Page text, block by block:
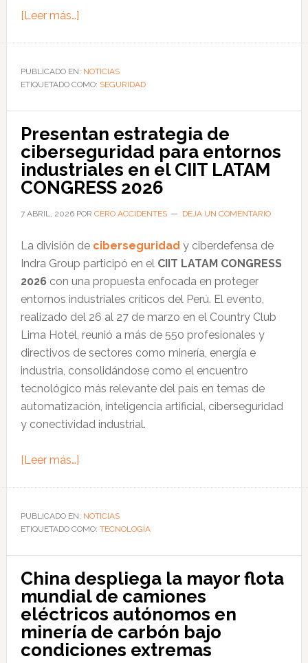
[Leer más…]acerca
registra
cero
tiempo
perdido
y
reduce
las
de
CO₂
en
2025
PUBLICADO EN: NOTICIAS
ETIQUETADO COMO: SEGURIDAD
Presentan estrategia de
ciberseguridad para entornos
industriales en el CIIT LATAM
CONGRESS 2026
7 ABRIL, 2026POR CERO ACCIDENTES DEJA UN COMENTARIO
La división de ciberseguridad y ciberdefensa de
Indra Group participó en el CIIT LATAM CONGRESS
2026 con una propuesta enfocada en proteger
entornos industriales críticos del Perú. El evento,
realizado del 26 al 27 de marzo en el Country Club
Lima Hotel, reunió a más de 550 profesionales y
directivos de sectores como minería, energía e
industria, consolidándose como el encuentro
tecnológico más relevante del país en temas de
automatización, inteligencia artificial, ciberseguridad
y conectividad industrial.
[Leer más…]acerca
estrategia
de
entornos
industriales
en
el
CIIT
PUBLICADO EN: NOTICIAS
ETIQUETADO COMO: TECNOLOGÍA
China despliega la mayor flota
mundial de camiones
eléctricos autónomos en
minería de carbón bajo
condiciones extremas